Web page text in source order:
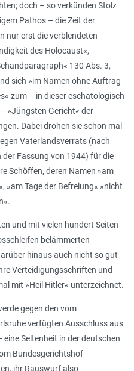
doch – so verkünden Stolz
Pathos – die Zeit der
nur erst die verblendeten
des Holocaust«,
130 Abs. 3,
sich »im Namen ohne Auftrag
zum – in dieser eschatologisch
»Jüngsten Gericht« der
Dabei drohen sie schon mal
Vaterlandsverrats (nach
der Fassung von 1944) für die
Schöffen, deren Namen »am
»am Tage der Befreiung« »nicht
und mit vielen hundert Seiten
belämmerten
hinaus auch nicht so gut
Verteidigungsschriften und -
mit »Heil Hitler« unterzeichnet.
gegen den vom
verfügten Ausschluss aus
eine Seltenheit in der deutschen
Bundesgerichtshof
ihr Rauswurf also